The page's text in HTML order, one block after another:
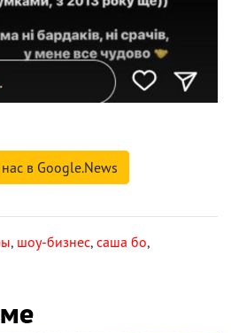
в Google.News
, шоу-бизнес, саша бо,